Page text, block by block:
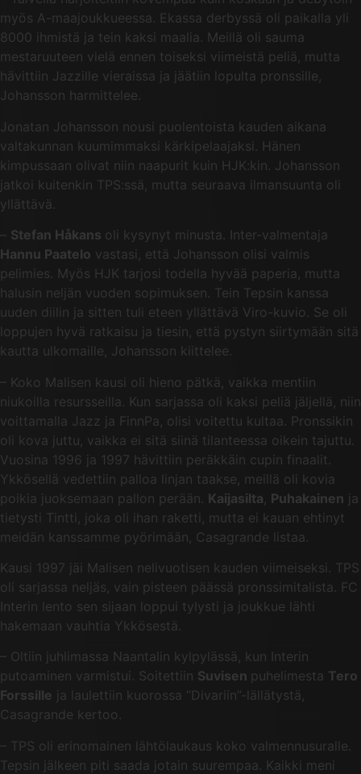
myös A-maajoukkueessa. Ekassa derbyssä oli paikalla yli
8000 ihmistä ja tein kaksi maalia. Meillä oli sauma
mestaruuteen vielä ennen toiseksi viimeistä peliä, mutta
hävittiin Jazzille vieraissa ja jäätiin lopulta pronssille,
Johansson harmittelee.
Jonatan Johansson nousi puolentoista kauden aikana
valtakunnan kuumimmaksi kärkipelaajaksi. Hänen
kimpussaan olivat niin naapurit kuin HJK:kin. Johansson
jatkoi kuitenkin TPS:ssä, mutta seuraava ilmansuunta oli
yllättävä.
Stefan Håkans oli kysynyt minusta. Inter-valmentaja
Hannu Paatelo vastasi, että Johansson olisi valmis
pelimies. Myös HJK tarjosi todella hyvää paperia, mutta
halusin neljän vuoden sopimuksen. Tein Tepsin kanssa
uuden diilin ja sitten tuli eteen yllättävä Viro-kuvio. Se oli
loppujen hyvä ratkaisu ja tiesin, että pystyn siirtymään sitä
kautta ulkomaille, Johansson kiittelee.
– Koko Malisen kausi oli hieno pätkä, vaikka mentiin
niukoilla resursseilla. Kun sarjassa oli kaksi peliä jäljellä, niin
voittamalla Jazz ja FinnPa, olisi voitettu kultaa. Pronssikin
oli kova juttu, vaikka ei sitä siinä tilanteessa oikein tajuttu.
Vuosina 1996 ja 1997 hävittiin peräkkäin cupin finaalit.
Ykkösellä vedettiin palloa linjan taakse, meillä oli kovia
poikia juoksemaan pallon perään. Kaijasilta Puhakainen ja
tietysti Tintti, joka oli ihan raketti, mutta ei kauan ehtinyt
meidän kanssamme pyörimään, Casagrande listaa.
Kausi 1997 jäi Malisen nelivuotisen kauden viimeiseksi. TPS
oli sarjassa neljäs, vain pisteen päässä pronssimitalista. FC
Interin lento sen sijaan loppui tylysti ja joukkue lähti
hakemaan vauhtia Ykkösestä.
– Oltiin juhlimassa Naantalin kylpylässä, kun Interin
putoaminen varmistui. Soitettiin Suvisen puhelimesta Tero
Forssille ja laulettiin kuorossa ”Divariin”-lällätystä,
Casagrande kertoo.
– TPS oli erinomainen lähtölaukaus koko valmennusuralle.
Tepsin jälkeen piti saada jotain suurempaa. Kaikki meni